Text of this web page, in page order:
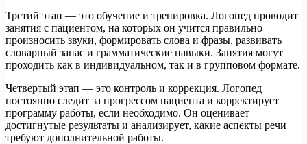
Третий этап — это обучение и тренировка. Логопед проводит
занятия с пациентом, на которых он учится правильно
произносить звуки, формировать слова и фразы, развивать
словарный запас и грамматические навыки. Занятия могут
проходить как в индивидуальном, так и в групповом формате.
Четвертый этап — это контроль и коррекция. Логопед
постоянно следит за прогрессом пациента и корректирует
программу работы, если необходимо. Он оценивает
достигнутые результаты и анализирует, какие аспекты речи
требуют дополнительной работы.